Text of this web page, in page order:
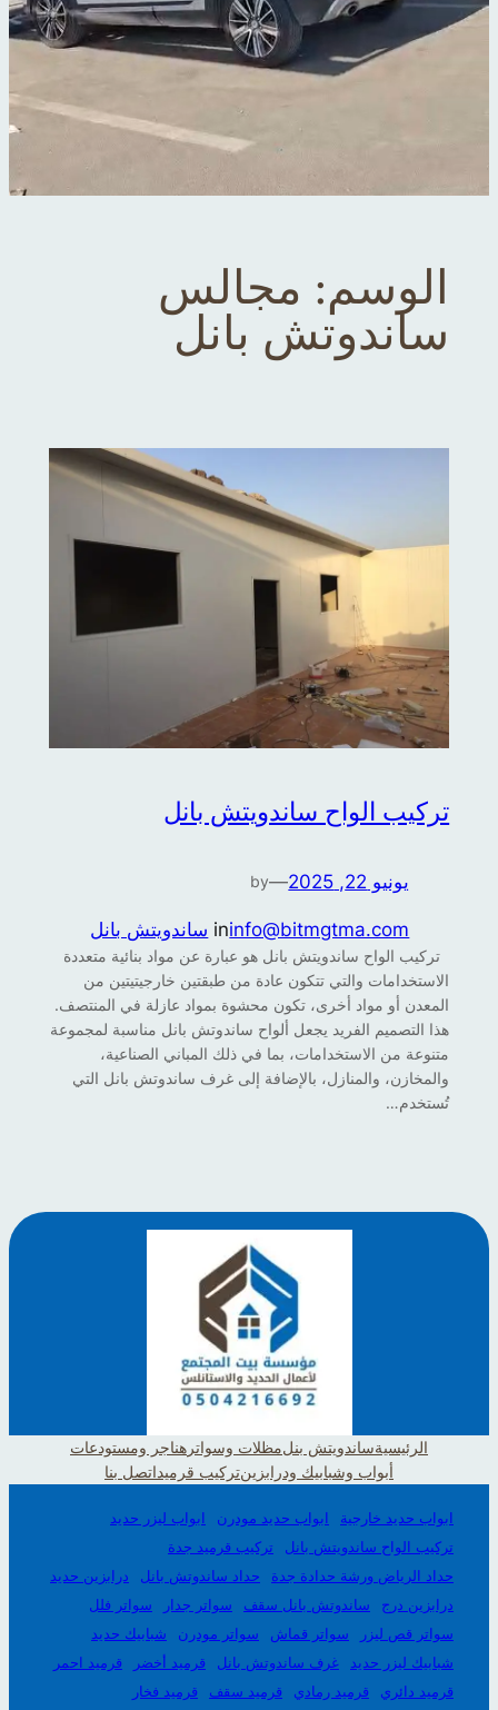
الوسم: مجالس
ساندوتش بانل
تركيب الواح ساندويتش بانل
يونيو 22, 2025 —
by
info@bitmgtma.com
in ساندويتش بانل
تركيب الواح ساندويتش بانل هو عبارة عن مواد بنائية متعددة
الاستخدامات والتي تتكون عادة من طبقتين خارجيتيتين من
المعدن أو مواد أخرى، تكون محشوة بمواد عازلة في المنتصف.
هذا التصميم الفريد يجعل ألواح ساندوتش بانل مناسبة لمجموعة
متنوعة من الاستخدامات، بما في ذلك المباني الصناعية،
والمخازن، والمنازل، بالإضافة إلى غرف ساندوتش بانل التي
تُستخدم…
الرئيسيةساندويتش بنلمظلات وسواتر هناجر ومستودعات
أبواب وشبابيك ودرابزينتركيب قرميداتصل بنا
ابواب حديد خارجية ابواب حديد مودرن
ابواب ليزر حديد
تركيب الواح ساندويتش بانل
تركيب قرميد جدة
حداد الرياض ورشة حدادة جدة
حداد ساندوتش بانل
درابزين حديد
درابزين درج
ساندوتش بانل سقف سواتر جدار
سواتر فلل
سواتر قص ليزر
سواتر قماش سواتر مودرن
شبابيك حديد
شبابيك ليزر حديد
غرف ساندوتش بانل قرميد أخضر
قرميد احمر
قرميد دائري
قرميد رمادي قرميد سقف قرميد فخار